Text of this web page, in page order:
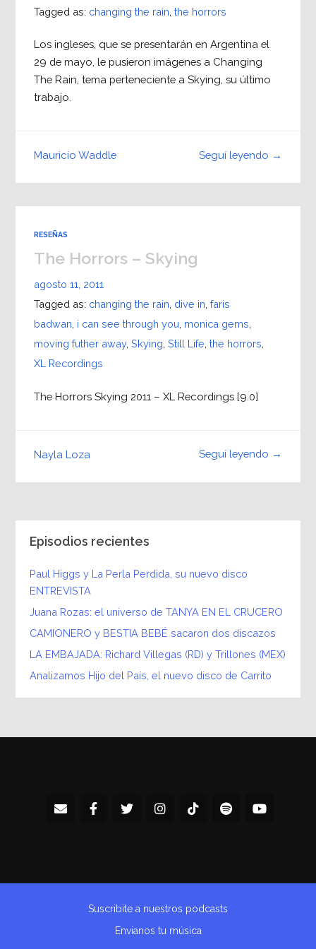
Tagged as: changing the rain the horrors
Los ingleses, que se presentarán en Argentina el
29 de mayo, le pusieron imágenes a Changing
The Rain, tema perteneciente a Skying, su último
trabajo.
Seguí leyendo →
Mauricio Waddle
RESEÑAS
The Horrors – Skying
agosto 11, 2011
Tagged as: changing the rain dive in faris
badwan i can see through you monica gems
moving futher away, Skying Still Life the horrors
XL Recordings
The Horrors Skying 2011 – XL Recordings [9.0]
Seguí leyendo →
Nayla Loza
Episodios recientes
Paul Higgs y La Perla Perdida, su nuevo disco
ENTREVISTA
Juana Rozas: el universo de TANYA EN EL CRUCERO
CAMIONERO y BESTIA BEBÉ sacaron dos discazos
LA EMBAJADA: Richard Villegas (RD) y Trillones (MEX)
Analizamos Hijo del País, el nuevo disco de Carrito
Suscribite a nuestros podcasts
Envianos tu música